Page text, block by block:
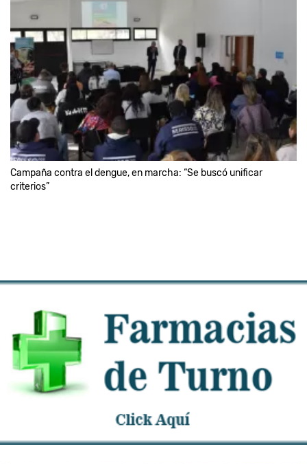
Campaña contra el dengue, en marcha: “Se buscó unificar
criterios”